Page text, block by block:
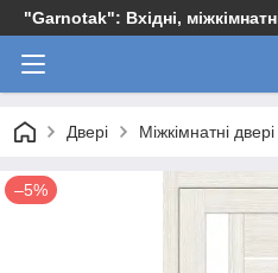
"Garnotak": Вхідні,
Двері Міжкімнатні двері
–5%